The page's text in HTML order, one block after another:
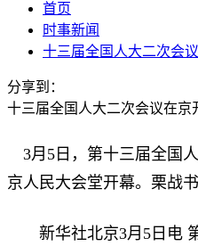
首页
时事新闻
十三届全国人大二次会
分享到：
十三届全国人大二次会议在京
3月5日，第十三届全国
京人民大会堂开幕。栗战书
新华社北京3月5日电